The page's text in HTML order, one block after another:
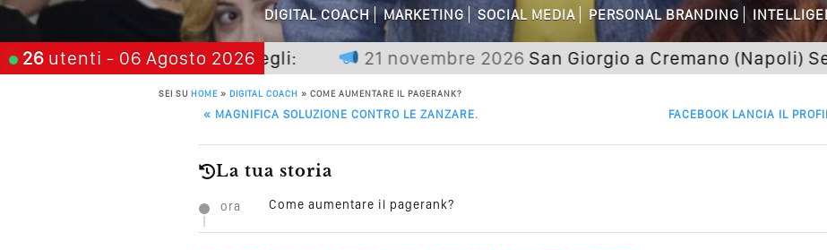
Perché Non Guadagni Sui Social Media? Probabilmente
Quali Sono Gli Errori Della Comunicazione Politica? Il Caso
Come Promuoversi Nel Wedding? Il Mio Intervento Per
DIGITAL COACH MARKETING SOCIAL MEDIA PERSONAL BRANDING
26 utenti - 06 Agosto 2026
chi aspetta, scegli: 21 novembre 2026San Giorgio a Cremano (Napoli)
SEI SU HOME » DIGITAL COACH » COME AUMENTARE IL PAGERANK?
POST NAVIGATION
« MAGNIFICA SOLUZIONE CONTRO LE ZANZARE. FACEBOOK LANCIA IL
La tua storia
ora Come aumentare il pagerank?